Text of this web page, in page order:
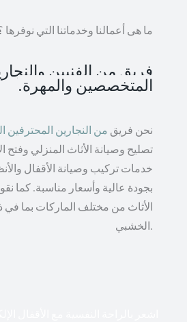
ما هى أعمالنا وخدماتنا التي نوفرها
فريق من الفنيين
المتخصصين والمهرة.
نحن فريق من النجارين
تصليح وصيانة الأثاث المنزلي وفتح
خدمات تركيب وصيانة الأقفال
بجودة عالية وأسعار مناسبة. كما
الأثاث من مختلف الماركات بما في
الخشبي.